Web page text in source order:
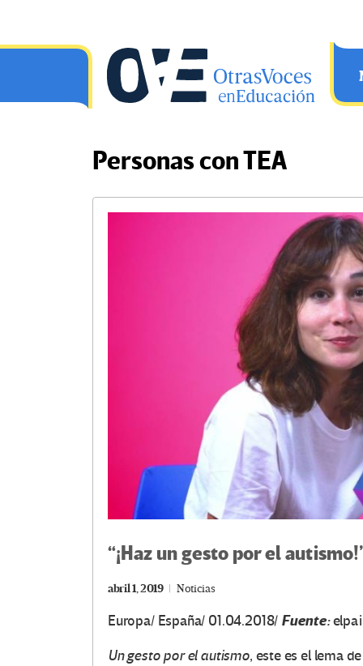
OtrasVocesenEducacion.org
Personas con TEA
“¡Haz un gesto por el
abril 1, 2019 Noticias
Europa/ España/ 01.04.2018/ Fuente:
Un gesto por el autismo, este es el lema